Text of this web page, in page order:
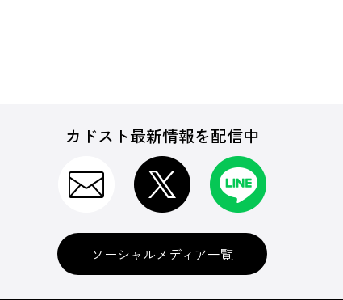
カドスト最新情報を配信中
ソーシャルメディア一覧